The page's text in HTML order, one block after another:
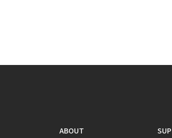
ABOUT